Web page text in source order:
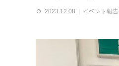
2023.12.08 イベント報告